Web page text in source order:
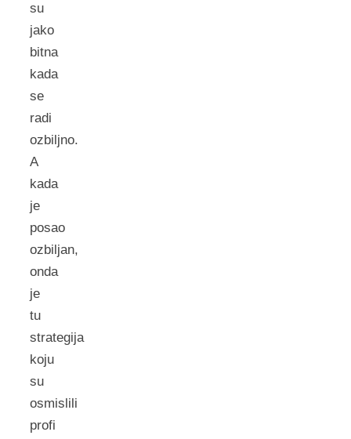
su
jako
bitna
kada
se
radi
ozbiljno.
A
kada
je
posao
ozbiljan,
onda
je
tu
strategija
koju
su
osmislili
profi